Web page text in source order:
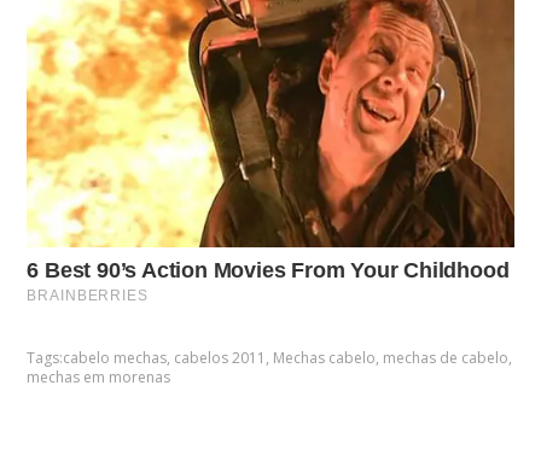
Tags:cabelo mechas, cabelos 2011 , Mechas cabelo, mechas de cabelo,
mechas em morenas